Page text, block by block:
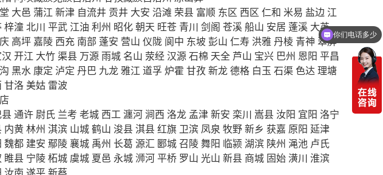
大邑 蒲江 新津 自流井 贡井 大安 沿滩 荣县 富顺 东区 西区 仁和 米易 盐边 江
梓潼北川 平武 江油 利州 昭化朝天 旺苍 青川 剑阁 苍溪船山 安居 蓬溪 大英
高坪 嘉陵 西充 南部 蓬安 营山 仪陇 阆中 东坡彭山 仁寿 洪雅丹棱 青神 翠屏
开江 大竹 渠县 万源雨城 名山 荥经汉源石棉 天全 芦山 宝兴 巴州 恩阳 平昌
黑水 康定 泸定 丹巴 九龙雅江 道孚炉霍 甘孜新龙德格 白玉 石渠色达 理塘
甘洛 美姑 雷波
通许 尉氏 兰考 老城 西工瀍河涧西 洛龙 孟津新安 栾川 嵩县 汝阳 宜阳 洛宁
内黄林州 淇滨 山城鹤山 浚县淇县红旗 卫滨 凤泉 牧野新乡 获嘉 原阳 延津
魏都 建安 鄢陵襄城 禹州 长葛 源汇 郾城召陵舞阳 临颍 湖滨 陕州 渑池 卢氏
睢县 宁陵柘城 虞城 夏邑 永城浉河平桥 罗山 光山 新县 商城 固始潢川 淮滨
汝南 遂平新蔡
你们电话多少